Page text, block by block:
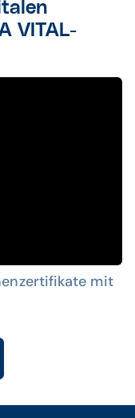
VITAL-
mit